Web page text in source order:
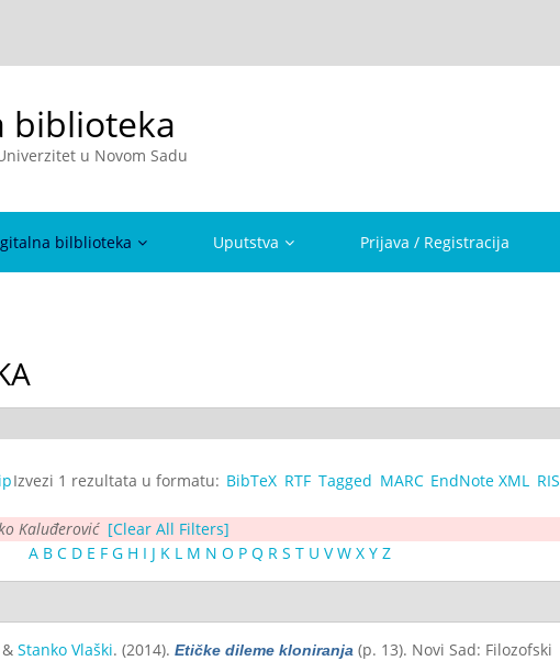
biblioteka
u Novom Sadu
bilblioteka Uputstva Prijava / Registracija
Izvezi 1 rezultata u formatu: BibTeX RTF Tagged MARC EndNote XML RIS
Kaluđerović [Clear All Filters]
A B C D E F G H I J K L M N O P Q R S T U V W X Y Z
& Stanko Vlaški. (2014). Etičke dileme kloniranja (p. 13). Novi Sad: Filozofski